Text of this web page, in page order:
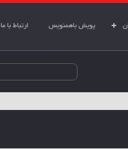
پویش باهمنویس ارتباط با ما